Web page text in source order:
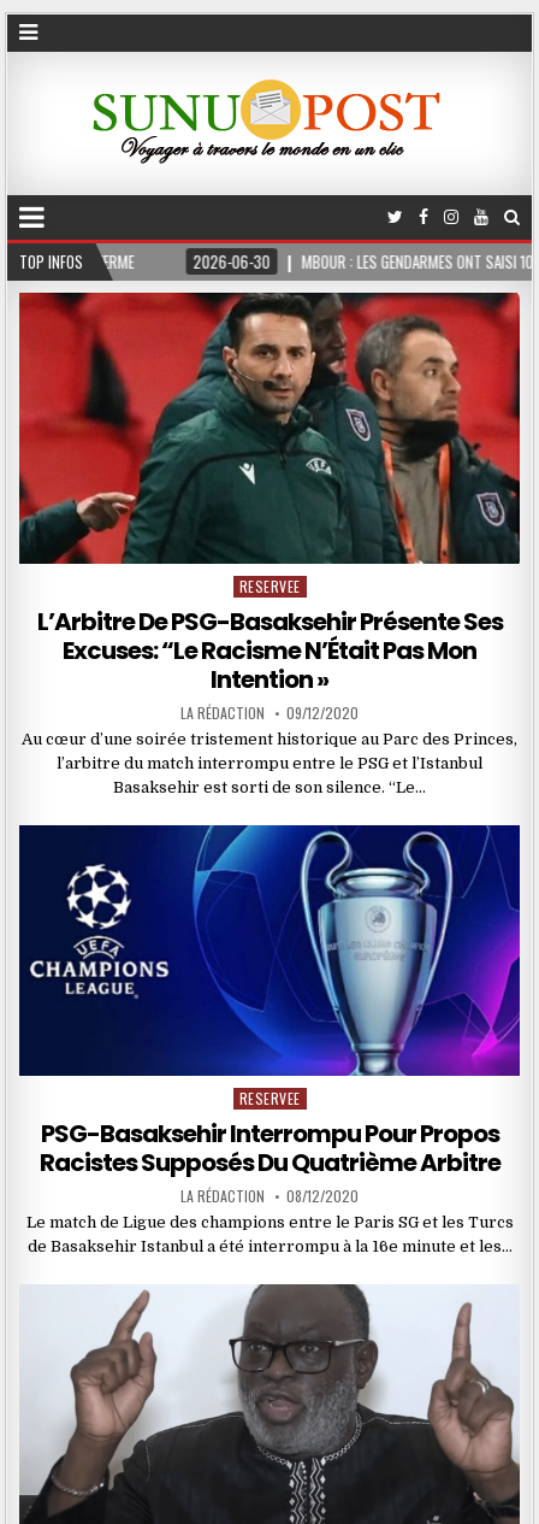
TOP INFOS
FERME 2026-06-30 MBOUR : LES GENDARMES ONT SAISI 10 KG DE
Posted
in
RESERVEE
L’Arbitre De PSG-Basaksehir Présente Ses
Excuses: “Le Racisme N’Était Pas Mon
Intention »
LA RÉDACTION 09/12/2020
Au cœur d’une soirée tristement historique au Parc des Princes,
l’arbitre du match interrompu entre le PSG et l’Istanbul
Basaksehir est sorti de son silence. “Le…
Posted
in
RESERVEE
PSG-Basaksehir Interrompu Pour Propos
Racistes Supposés Du Quatrième Arbitre
LA RÉDACTION 08/12/2020
Le match de Ligue des champions entre le Paris SG et les Turcs
de Basaksehir Istanbul a été interrompu à la 16e minute et les…